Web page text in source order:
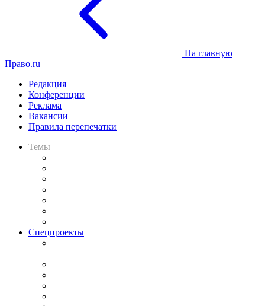
На главную
Право.ru
Редакция
Конференции
Реклама
Вакансии
Правила перепечатки
Темы
Спецпроекты